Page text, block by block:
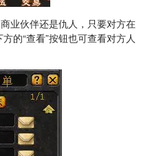
业伙伴还是仇人，只要对方在
的“查看”按钮也可查看对方人